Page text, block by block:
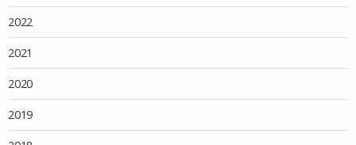
2022
2021
2020
2019